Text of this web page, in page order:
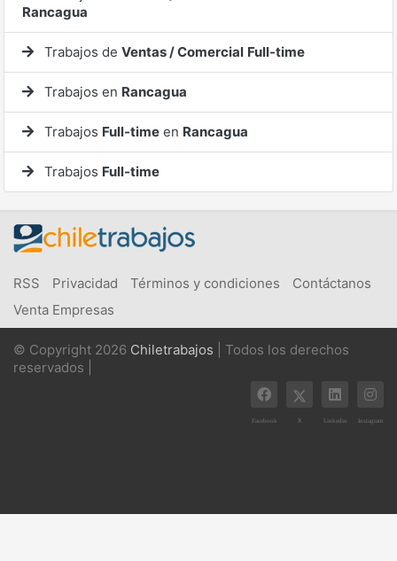
Rancagua
Trabajos de Ventas / Comercial Full-time
Trabajos en Rancagua
Trabajos Full-time en Rancagua
Trabajos Full-time
RSS Privacidad Términos y condiciones
Contáctanos
Venta Empresas
© Copyright 2026 Chiletrabajos | Todos los derechos
reservados |
Facebook X Linkedin Instagram